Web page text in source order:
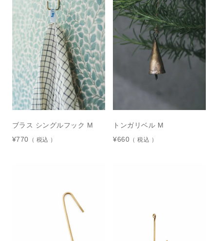
ブラス シングルフック M
¥770 税込
トンガリベル M
¥660 税込